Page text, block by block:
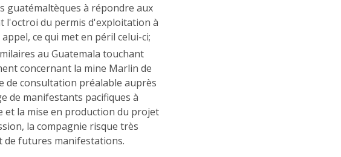
guatémaltèques à répondre aux
l'octroi du permis d'exploitation à
ce qui met en péril celui-ci;
au Guatemala touchant
concernant la mine Marlin de
de consultation préalable auprès
de manifestants pacifiques à
et la mise en production du projet
la compagnie risque très
futures manifestations.